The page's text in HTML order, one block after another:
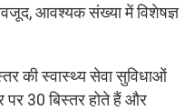
आवश्यक संख्या में विशेषज्ञ
की स्वास्थ्य सेवा सुविधाओं
30 बिस्तर होते हैं और